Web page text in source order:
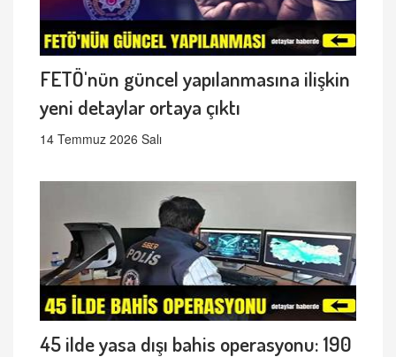
FETÖ'nün güncel yapılanmasına ilişkin
yeni detaylar ortaya çıktı
14 Temmuz 2026 Salı
45 ilde yasa dışı bahis operasyonu: 190